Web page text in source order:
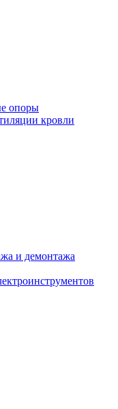
опоры
кровли
и демонтажа